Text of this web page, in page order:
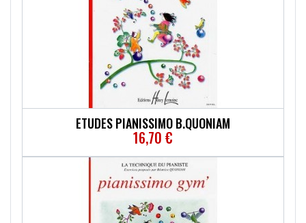
ETUDES PIANISSIMO B.QUONIAM
16,70 €